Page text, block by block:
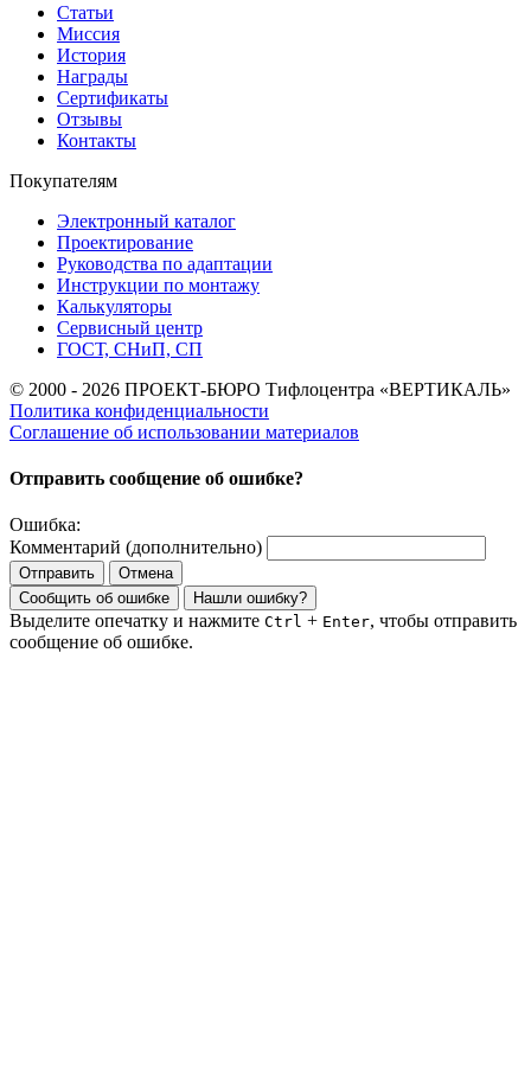
Статьи
Миссия
История
Награды
Сертификаты
Отзывы
Контакты
Покупателям
Электронный каталог
Проектирование
Руководства по адаптации
Инструкции по монтажу
Калькуляторы
Сервисный центр
ГОСТ, СНиП, СП
© 2000 - 2026 ПРОЕКТ-БЮРО Тифлоцентра «ВЕРТИКАЛЬ»
Политика конфиденциальности
Соглашение об использовании материалов
Отправить сообщение об ошибке?
Ошибка:
Комментарий (дополнительно)
Отправить
Отмена
Сообщить об ошибке
Нашли ошибку?
Выделите опечатку и нажмите Ctrl + Enter, чтобы отправить
сообщение об ошибке.